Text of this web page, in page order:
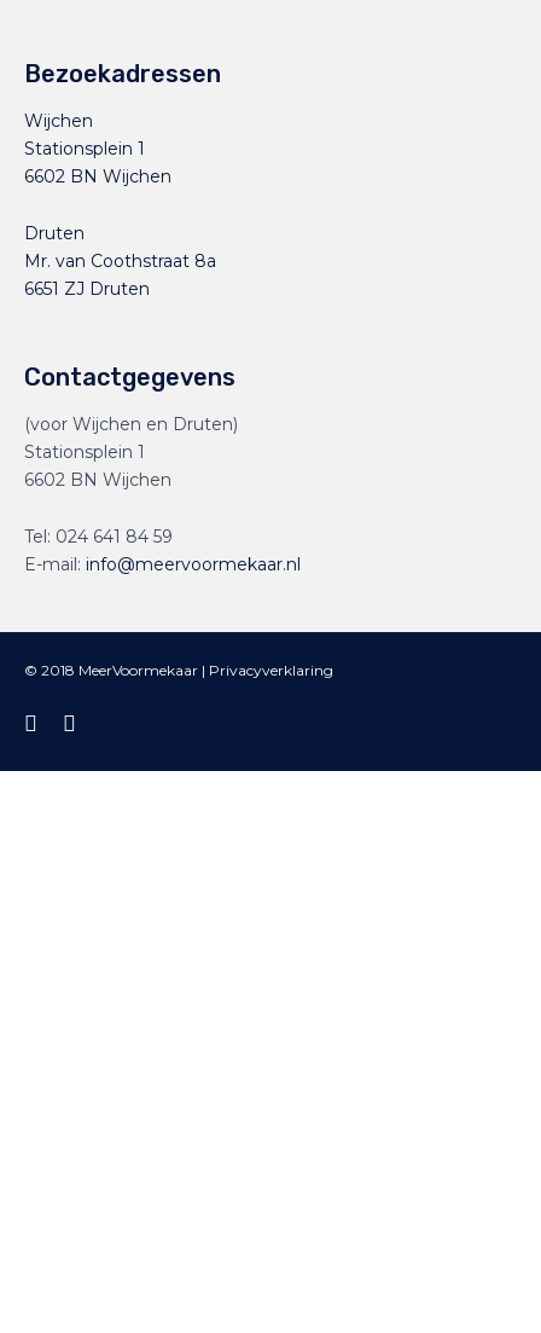
Bezoekadressen
Wijchen
Stationsplein 1
6602 BN Wijchen
Druten
Mr. van Coothstraat 8a
6651 ZJ Druten
Contactgegevens
(voor Wijchen en Druten)
Stationsplein 1
6602 BN Wijchen
Tel: 024 641 84 59
E-mail: info@meervoormekaar.nl
© 2018 MeerVoormekaar | Privacyverklaring